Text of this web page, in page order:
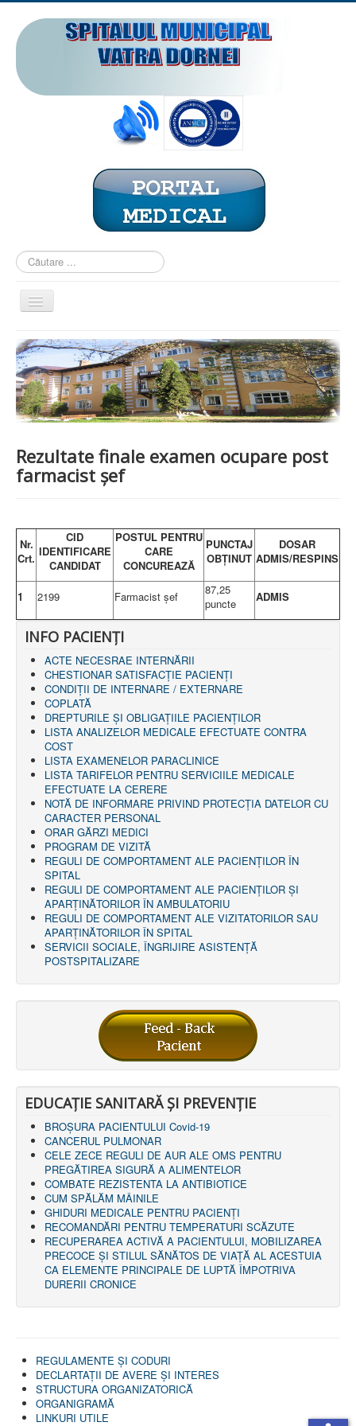
Căutare
...
Comută
navigarea
PREZENTARE
PREZENTARE SPITAL
ISTORIE
ACREDITĂRI/CERTIFICĂRI
CERTIFICAT ACREDITARE SPITAL
STRUCTURA SPITALULUI
SECŢIA OBSTETRICĂ GINECOLOGIE
SECŢIA CHIRURGIE
COMPARTIMENTUL DE PRIMIRE URGENȚE (CPU)
LABORATOARE
LABORATOR DE ANALIZE MEDICALE
LABORATOR DE RADIOLOGIE ŞI IMAGISTICĂ
BLOC STERILIZARE
APARAT FUNCŢIONAL
DISPENSAR DE PNEUMOFTIZIOLOGIE (TBC)
AMBULATORIU INTEGRAT
CABINET PNEUMOLGIE
AMBULATOR BOLI INFECŢIOASE
AMBULATOR OBSTETRICĂ GINECOLOGIE
AMBULATOR CHIRURGIE
AMBULATOR ORTOPEDIE ȘI TRAUMATOLOGIE
AMBULATOR MEDICINĂ INTERNĂ
AMBULATOR NEUROLOGIE
AMBULATOR PEDIATRIE
AMBULATOR ÎNGRIJIRI PALIATIVE
MANAGEMENT
PROIECT DE MANAGEMENT 2026
PLAN STRATEGIC 2021 - 2025
PROIECT DE MANAGEMENT 2021
PROIECT DE MANAGEMENT 2017
CONSILIUL DE ADMINISTRAŢIE
COMITET DIRECTOR
DECLARATIE MANAGER PRIVIND IMPLEMENTAREA
SISTEMULUI DE CALITATE 2019
PLAN MANAGEMENT
INTEGRITATE
ADMINISTRATIV
RESURSE UMANE
INFORMAŢII
PROGRAM VOLUNTARIAT
LEGISLAȚIE
ECONOMIC
ACHIZIŢII PUBLICE
BUGET
CONTRACTE C.A.S.
CONTRACTE PROGRAME NAȚIONALE
CHELTUIELI
CONSILIU DE ETICĂ
CONTACT
INFORMAŢII CONTACT
RUTE ACCES
RELAȚIA CU MASS-MEDIA
PURTĂTOR DE CUVÂNT
REGULI ACCES MASS-MEDIA
Rezultate finale examen ocupare post
farmacist șef
Nr.
Crt.
CID
IDENTIFICARE
CANDIDAT
POSTUL PENTRU
CARE
CONCUREAZĂ
PUNCTAJ
OBȚINUT
DOSAR
ADMIS/RESPINS
1 2199 Farmacist șef
87,25
puncte
ADMIS
INFO PACIENŢI
ACTE NECESRAE INTERNĂRII
CHESTIONAR SATISFACŢIE PACIENŢI
CONDIȚII DE INTERNARE / EXTERNARE
COPLATĂ
DREPTURILE ŞI OBLIGAŢIILE PACIENȚILOR
LISTA ANALIZELOR MEDICALE EFECTUATE CONTRA
COST
LISTA EXAMENELOR PARACLINICE
LISTA TARIFELOR PENTRU SERVICIILE MEDICALE
EFECTUATE LA CERERE
NOTĂ DE INFORMARE PRIVIND PROTECŢIA DATELOR CU
CARACTER PERSONAL
ORAR GĂRZI MEDICI
PROGRAM DE VIZITĂ
REGULI DE COMPORTAMENT ALE PACIENȚILOR ÎN
SPITAL
REGULI DE COMPORTAMENT ALE PACIENȚILOR ȘI
APARȚINĂTORILOR ÎN AMBULATORIU
REGULI DE COMPORTAMENT ALE VIZITATORILOR SAU
APARȚINĂTORILOR ÎN SPITAL
SERVICII SOCIALE, ÎNGRIJIRE ASISTENŢĂ
POSTSPITALIZARE
EDUCAȚIE SANITARĂ ȘI PREVENȚIE
BROȘURA PACIENTULUI Covid-19
CANCERUL PULMONAR
CELE ZECE REGULI DE AUR ALE OMS PENTRU
PREGĂTIREA SIGURĂ A ALIMENTELOR
COMBATE REZISTENTA LA ANTIBIOTICE
CUM SPĂLĂM MÂINILE
GHIDURI MEDICALE PENTRU PACIENȚI
RECOMANDĂRI PENTRU TEMPERATURI SCĂZUTE
RECUPERAREA ACTIVĂ A PACIENTULUI, MOBILIZAREA
PRECOCE ȘI STILUL SĂNĂTOS DE VIAȚĂ AL ACESTUIA
CA ELEMENTE PRINCIPALE DE LUPTĂ ÎMPOTRIVA
DURERII CRONICE
REGULAMENTE ŞI CODURI
DECLARTAŢII DE AVERE ȘI INTERES
STRUCTURA ORGANIZATORICĂ
ORGANIGRAMĂ
LINKURI UTILE